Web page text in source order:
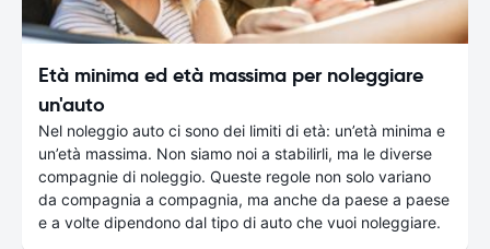
Età minima ed età massima per noleggiare
un'auto
Nel noleggio auto ci sono dei limiti di età: un’età minima e
un’età massima. Non siamo noi a stabilirli, ma le diverse
compagnie di noleggio. Queste regole non solo variano
da compagnia a compagnia, ma anche da paese a paese
e a volte dipendono dal tipo di auto che vuoi noleggiare.